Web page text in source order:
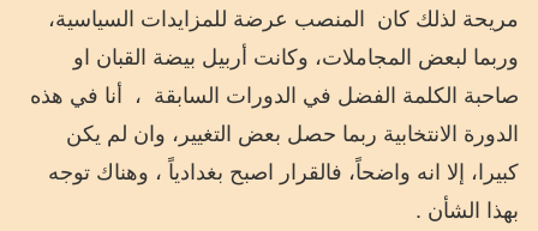
مريحة لذلك كان المنصب عرضة للمزايدات السياسية،
وربما لبعض المجاملات، وكانت أربيل بيضة القبان او
صاحبة الكلمة الفضل في الدورات السابقة ، أنا في هذه
الدورة الانتخابية ربما حصل بعض التغيير، وان لم يكن
كبيرا، إلا انه واضحاً، فالقرار اصبح بغدادياً ، وهناك توجه
بهذا الشأن .